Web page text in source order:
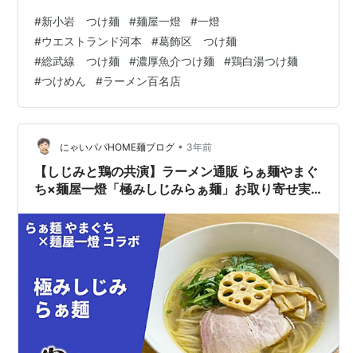
えたサラリーマン達も、まだ退社してないか、居酒屋に
行く客も多いからだろうね、なんと待ちはゼロだった！
余談だが、食べ終わって店を出て、もう1回18時40分ぐ
らいに通った時は。外に5組、10人ぐらい待っていたの
で。自分はかなりラッキーだったね。開店すぐが狙い
目、ってわけよ。さて、入店だ。券売機で…
#新小岩 つけ麺 #麺屋一燈 #一燈
#ウエストランド河本 #葛飾区 つけ麺
#総武線 つけ麺 #濃厚魚介つけ麺 #鶏白湯つけ麺
#つけめん #ラーメン百名店
にゃいパパHOME麺ブログ • 3年前
【しじみと鶏の共演】ラーメン通販 らぁ麺やまぐ
ち×麺屋一燈「極みしじみらぁ麺」お取り寄せ実